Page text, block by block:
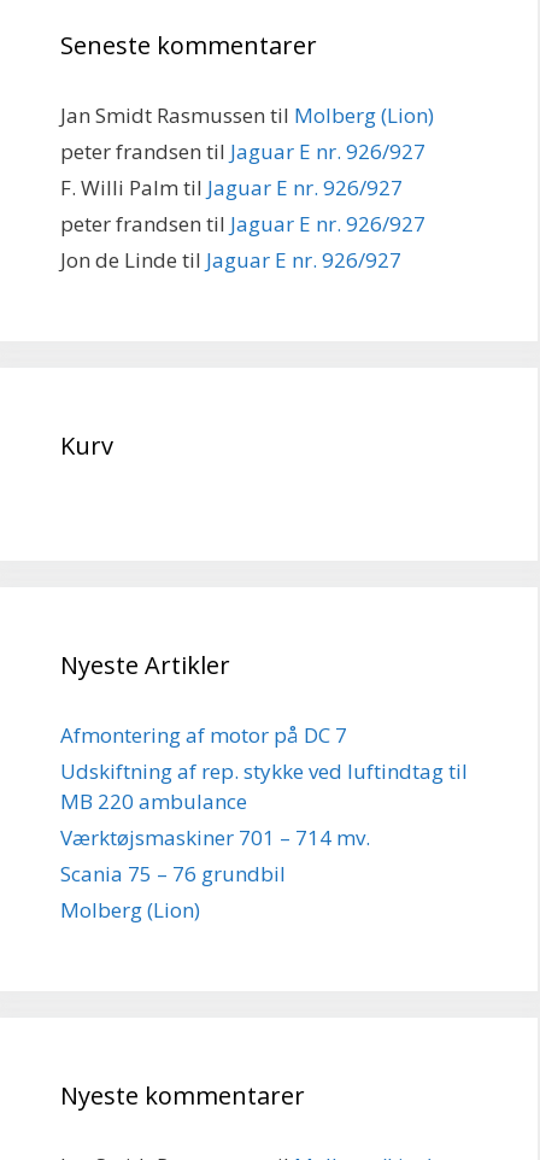
Seneste kommentarer
Jan Smidt Rasmussen til Molberg (Lion)
peter frandsen til Jaguar E nr. 926/927
F. Willi Palm til Jaguar E nr. 926/927
peter frandsen til Jaguar E nr. 926/927
Jon de Linde til Jaguar E nr. 926/927
Kurv
Nyeste Artikler
Afmontering af motor på DC 7
Udskiftning af rep. stykke ved luftindtag til
MB 220 ambulance
Værktøjsmaskiner 701 – 714 mv.
Scania 75 – 76 grundbil
Molberg (Lion)
Nyeste kommentarer